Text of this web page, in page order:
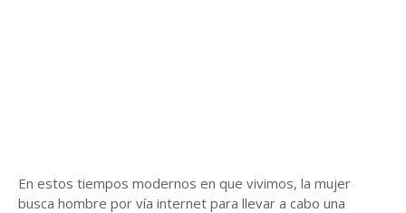
En estos tiempos modernos en que vivimos, la mujer
busca hombre por vía internet para llevar a cabo una